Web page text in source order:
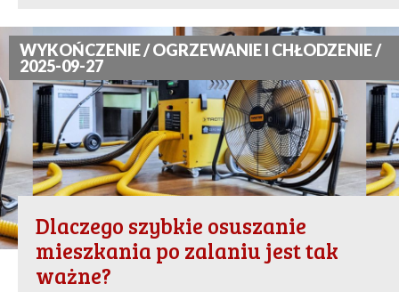
WYKOŃCZENIE / OGRZEWANIE I CHŁODZENIE /
2025-09-27
Dlaczego szybkie osuszanie
mieszkania po zalaniu jest tak
ważne?